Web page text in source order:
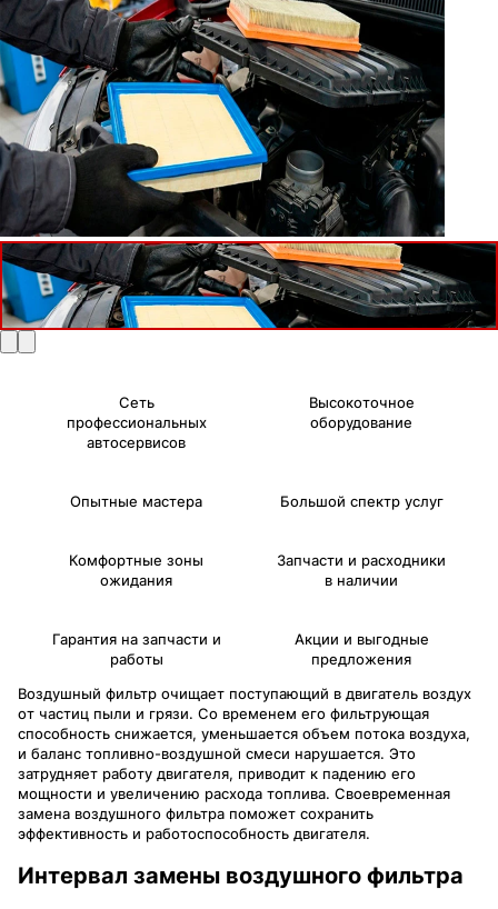
Сеть
профессиональных
автосервисов
Высокоточное
оборудование
Опытные мастера Большой спектр услуг
Комфортные зоны
ожидания
Запчасти и расходники
в наличии
Гарантия на запчасти и
работы
Акции и выгодные
предложения
Воздушный фильтр очищает поступающий в двигатель воздух
от частиц пыли и грязи. Со временем его фильтрующая
способность снижается, уменьшается объем потока воздуха,
и баланс топливно-воздушной смеси нарушается. Это
затрудняет работу двигателя, приводит к падению его
мощности и увеличению расхода топлива. Своевременная
замена воздушного фильтра поможет сохранить
эффективность и работоспособность двигателя.
Интервал замены воздушного фильтра